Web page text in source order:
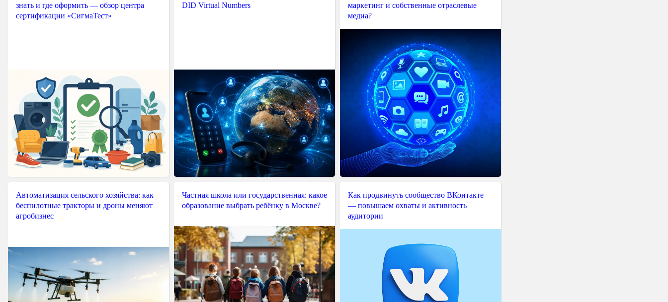
знать и где оформить — обзор центра
сертификации «СигмаТест»
DID Virtual Numbers
маркетинг и собственные отраслевые
медиа?
Автоматизация сельского хозяйства: как
беспилотные тракторы и дроны меняют
агробизнес
Частная школа или государственная: какое
образование выбрать ребёнку в Москве?
Как продвинуть сообщество ВКонтакте
— повышаем охваты и активность
аудитории